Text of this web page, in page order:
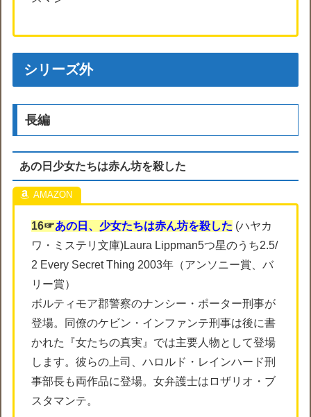
シリーズ外
長編
あの日少女たちは赤ん坊を殺した
16☞あの日、少女たちは赤ん坊を殺した (ハヤカ
ワ・ミステリ文庫)Laura Lippman5つ星のうち2.5/
2 Every Secret Thing 2003年（アンソニー賞、バ
リー賞）
ボルティモア郡警察のナンシー・ポーター刑事が
登場。同僚のケビン・インファンテ刑事は後に書
かれた『女たちの真実』では主要人物として登場
します。彼らの上司、ハロルド・レインハード刑
事部長も両作品に登場。女弁護士はロザリオ・ブ
スタマンテ。